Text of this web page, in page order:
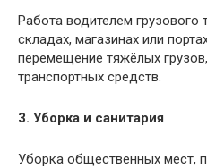
Работа водителем грузового
складах, магазинах или
перемещение тяжёлых грузов,
транспортных средств.
3. Уборка и санитария
Уборка общественных мест,